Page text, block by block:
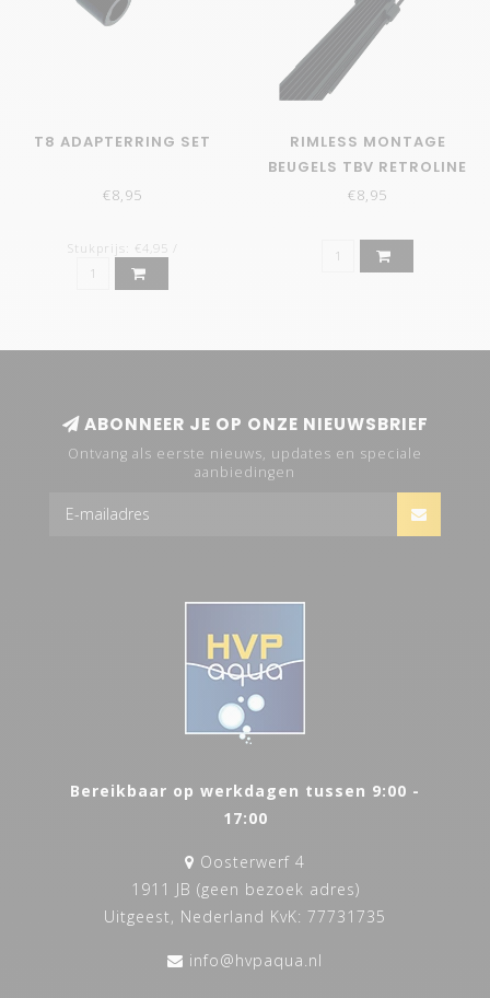
T8 ADAPTERRING SET
€8,95
Stukprijs: €4,95 /
RIMLESS MONTAGE
BEUGELS TBV RETROLINE
€8,95
ABONNEER JE OP ONZE NIEUWSBRIEF
Ontvang als eerste nieuws, updates en speciale
aanbiedingen
Bereikbaar op werkdagen tussen 9:00 -
17:00
Oosterwerf 4
1911 JB (geen bezoek adres)
Uitgeest, Nederland KvK: 77731735
info@hvpaqua.nl